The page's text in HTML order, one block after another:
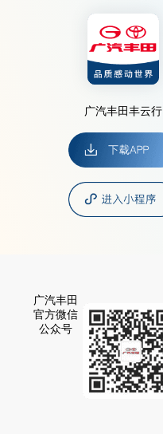
广汽丰田丰云行
广汽丰田
官方微信
公众号